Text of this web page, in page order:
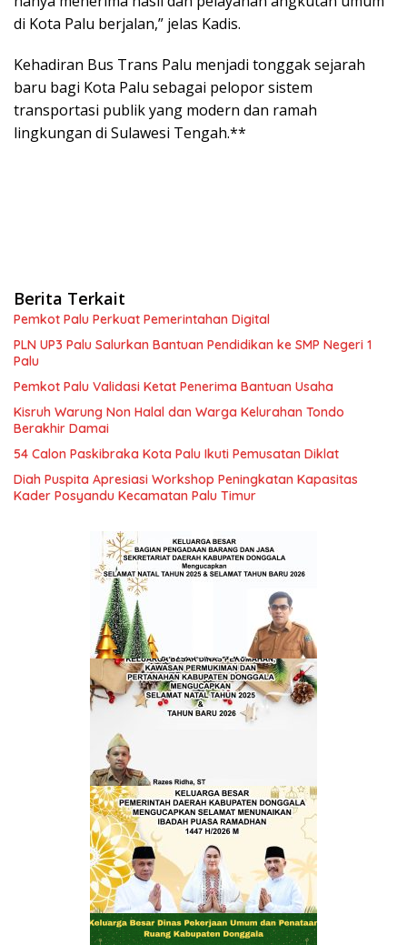
di Kota Palu berjalan,” jelas Kadis.
Kehadiran Bus Trans Palu menjadi tonggak sejarah
baru bagi Kota Palu sebagai pelopor sistem
transportasi publik yang modern dan ramah
lingkungan di Sulawesi Tengah.**
Berita Terkait
Pemkot Palu Perkuat Pemerintahan Digital
PLN UP3 Palu Salurkan Bantuan Pendidikan ke SMP Negeri 1
Palu
Pemkot Palu Validasi Ketat Penerima Bantuan Usaha
Kisruh Warung Non Halal dan Warga Kelurahan Tondo
Berakhir Damai
54 Calon Paskibraka Kota Palu Ikuti Pemusatan Diklat
Diah Puspita Apresiasi Workshop Peningkatan Kapasitas
Kader Posyandu Kecamatan Palu Timur